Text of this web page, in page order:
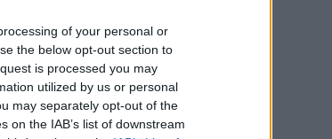
of your personal or
the below opt-out section to
is processed you may
utilized by us or personal
may separately opt-out of the
on the IAB’s list of downstream